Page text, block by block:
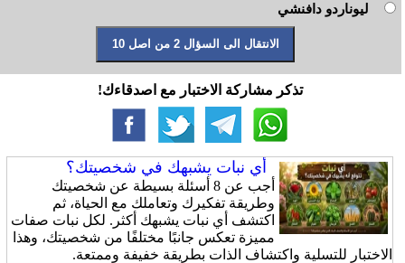
ليوناردو دافنشي
تذكر مشاركة الاختبار مع اصدقاءك!
أي نبات يشبهك في شخصيتك؟
أجب عن 8 أسئلة بسيطة عن شخصيتك
وطريقة تفكيرك وتعاملك مع الحياة، ثم
اكتشف أي نبات يشبهك أكثر. لكل نبات صفات
مميزة تعكس جانبًا مختلفًا من شخصيتك، وهذا
الاختبار للتسلية واكتشاف الذات بطريقة خفيفة وممتعة.